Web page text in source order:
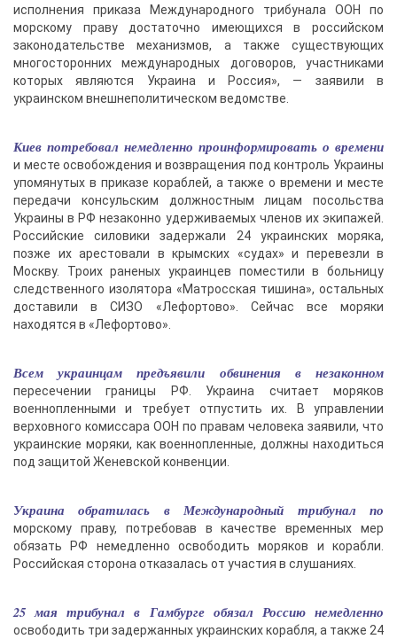
исполнения приказа Международного трибунала ООН по
морскому праву достаточно имеющихся в российском
законодательстве механизмов, а также существующих
многосторонних международных договоров, участниками
которых являются Украина и Россия», — заявили в
украинском внешнеполитическом ведомстве.
Киев потребовал немедленно проинформировать о времени
и месте освобождения и возвращения под контроль Украины
упомянутых в приказе кораблей, а также о времени и месте
передачи консульским должностным лицам посольства
Украины в РФ незаконно удерживаемых членов их экипажей.
Российские силовики задержали 24 украинских моряка,
позже их арестовали в крымских «судах» и перевезли в
Москву. Троих раненых украинцев поместили в больницу
следственного изолятора «Матросская тишина», остальных
доставили в СИЗО «Лефортово». Сейчас все моряки
находятся в «Лефортово».
Всем украинцам предъявили обвинения в незаконном
пересечении границы РФ. Украина считает моряков
военнопленными и требует отпустить их. В управлении
верховного комиссара ООН по правам человека заявили, что
украинские моряки, как военнопленные, должны находиться
под защитой Женевской конвенции.
Украина обратилась в Международный трибунал по
морскому праву, потребовав в качестве временных мер
обязать РФ немедленно освободить моряков и корабли.
Российская сторона отказалась от участия в слушаниях.
25 мая трибунал в Гамбурге обязал Россию немедленно
освободить три задержанных украинских корабля, а также 24